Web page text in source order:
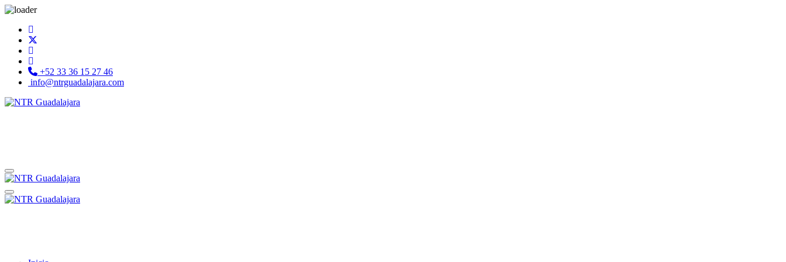
+52 33 36 15 27 46
info@ntrguadalajara.com